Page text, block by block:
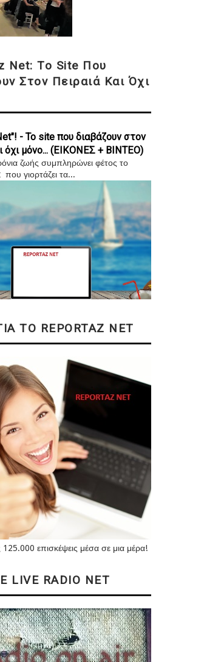
Net: Το Site Που
Στον Πειραιά Και Όχι
- Το site που διαβάζουν στον
όχι μόνο... (ΕΙΚΟΝΕΣ + ΒΙΝΤΕΟ)
ζωής συμπληρώνει φέτος το
γιορτάζει τα...
ΤΟ REPORTAZ NET
125.000 επισκέψεις μέσα σε μια μέρα!
LIVE RADIO NET